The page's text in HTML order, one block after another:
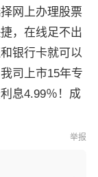
网上办理股票
，在线足不出
银行卡就可以
司上市15年专
息4.99％！成
举报